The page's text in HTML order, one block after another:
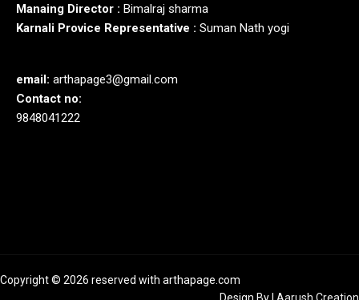
Manaing Director : Bimalraj sharma
Karnali Provice Representative : Suman Nath yogi
email: arthapage3@gmail.com
Contact no:
9848041222
Copyright © 2026 reserved with arthapage.com